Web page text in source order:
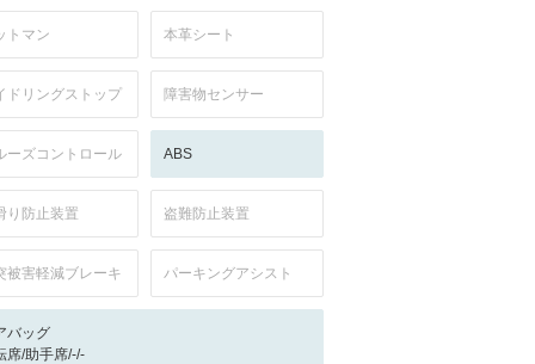
トマン 本革シート
ドリングストップ 障害物センサー
ーズコントロール ABS
り防止装置 盗難防止装置
被害軽減ブレーキ パーキングアシスト
バッグ
席/助手席/-/-